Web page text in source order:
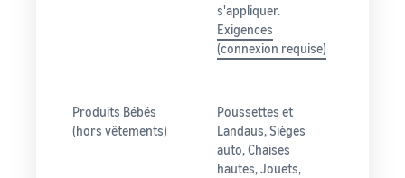
s'appliquer.
Exigences
(connexion requise)
Produits Bébés
(hors vêtements)
Poussettes et
Landaus, Sièges
auto, Chaises
hautes, Jouets,